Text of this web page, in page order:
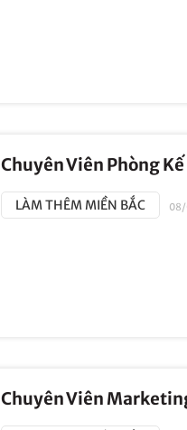
Chuyên Viên Phòng
LÀM THÊM MIỀN BẮC
Chuyên Viên